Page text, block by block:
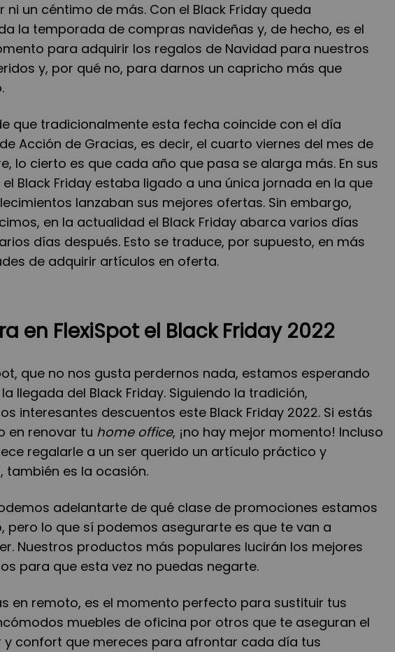
ni un céntimo de más. Con el Black Friday queda
la temporada de compras navideñas y, de hecho, es el
para adquirir los regalos de Navidad para nuestros
y, por qué no, para darnos un capricho más que
que tradicionalmente esta fecha coincide con el día
Acción de Gracias, es decir, el cuarto viernes del mes de
lo cierto es que cada año que pasa se alarga más. En sus
Black Friday estaba ligado a una única jornada en la que
lanzaban sus mejores ofertas. Sin embargo,
en la actualidad el Black Friday abarca varios días
días después. Esto se traduce, por supuesto, en más
de adquirir artículos en oferta.
en FlexiSpot el Black Friday 2022
que no nos gusta perdernos nada, estamos esperando
llegada del Black Friday. Siguiendo la tradición,
interesantes descuentos este Black Friday 2022. Si estás
en renovar tu home office, ¡no hay mejor momento! Incluso
regalarle a un ser querido un artículo práctico y
también es la ocasión.
adelantarte de qué clase de promociones estamos
pero lo que sí podemos asegurarte es que te van a
Nuestros productos más populares lucirán los mejores
para que esta vez no puedas negarte.
en remoto, es el momento perfecto para sustituir tus
muebles de oficina por otros que te aseguran el
y confort que mereces para afrontar cada día tus